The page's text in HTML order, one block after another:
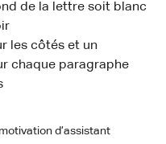
de la lettre soit blanc
les côtés et un
chaque paragraphe
d’assistant